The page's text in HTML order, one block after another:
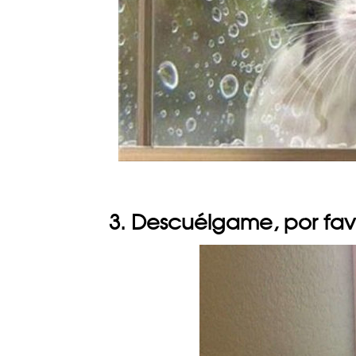
3. Descuélgame, por